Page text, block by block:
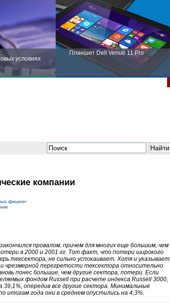
условиях
Планшет Dell Venue 11 Pro
компании
фишек»
провалом, причем для многих еще большим, чем
в 2000 и 2001 гг. Тот факт, что потери широкого
техсектора, не сильно успокаивает. Хотя и указывает
чрезмерной перегретости техсектора относительно
понес большие, чем другие сектора, потери. Если
фондом Russell при расчете индекса Russell 3000,
опередив все другие сектора. Минимальные
года они в среднем опустились на 4,3%.